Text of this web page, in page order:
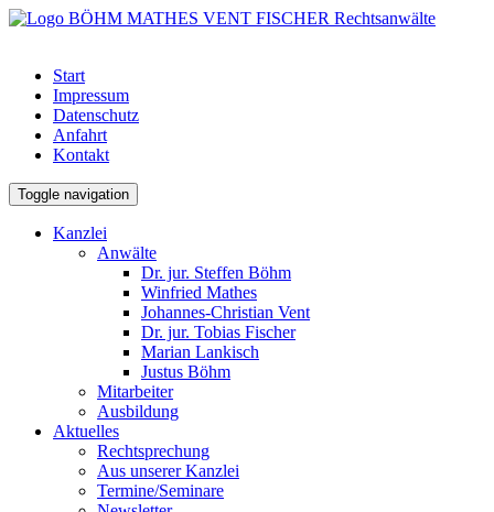
Start
Impressum
Datenschutz
Anfahrt
Kontakt
Toggle navigation
Kanzlei
Anwälte
Dr. jur. Steffen Böhm
Winfried Mathes
Johannes-Christian Vent
Dr. jur. Tobias Fischer
Marian Lankisch
Justus Böhm
Mitarbeiter
Ausbildung
Aktuelles
Rechtsprechung
Aus unserer Kanzlei
Termine/Seminare